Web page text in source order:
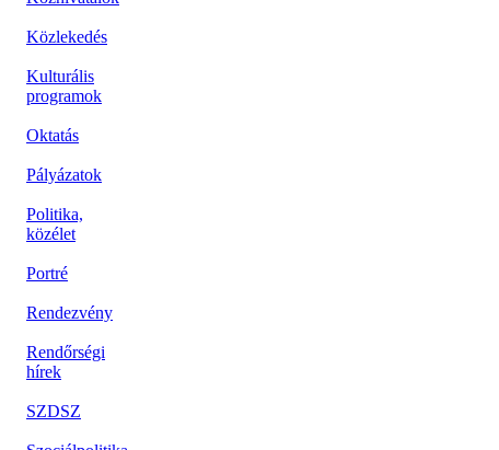
Közlekedés
Kulturális
programok
Oktatás
Pályázatok
Politika,
közélet
Portré
Rendezvény
Rendőrségi
hírek
SZDSZ